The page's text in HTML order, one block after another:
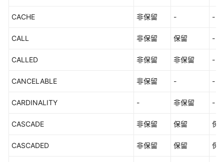
过
治
务
CACHE 非保留 - -
CALL 非保留 保留 -
CALLED 非保留 非保留 -
CANCELABLE 非保留 - -
CARDINALITY - 非保留 -
CASCADE 非保留 保留 保
CASCADED 非保留 保留 保